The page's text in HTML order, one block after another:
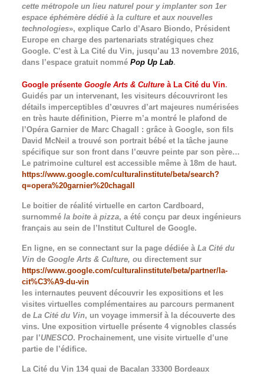
cette métropole un lieu naturel pour y implanter son 1er
espace éphémère dédié à la culture et aux nouvelles
technologies», explique Carlo d’Asaro Biondo, Président
Europe en charge des partenariats stratégiques chez
Google. C’est à La Cité du Vin, jusqu’au 13 novembre 2016,
dans l’espace gratuit nommé Pop Up Lab.
Google présente Google Arts & Cultureà La Cité du Vin.
Guidés par un intervenant, les visiteurs découvriront les
détails imperceptibles d’œuvres d’art majeures numérisées
en très haute définition, Pierre m’a montré le plafond de
l’Opéra Garnier de Marc Chagall : grâce à Google, son fils
David McNeil a trouvé son portrait bébé et la tâche jaune
spécifique sur son front dans l’œuvre peinte par son père…
Le patrimoine culturel est accessible même à 18m de haut.
https://www.google.com/culturalinstitute/beta/search?
q=opera%20garnier%20chagall
Le boitier de réalité virtuelle en carton Cardboard,
surnommé la boite à pizza, a été conçu par deux ingénieurs
français au sein de l’Institut Culturel de Google.
En ligne, en se connectant sur la page dédiée à La Cité du
Vinde Google Arts & Culture, ou directement sur
https://www.google.com/culturalinstitute/beta/partner/la-
cit%C3%A9-du-vin
les internautes peuvent découvrir les expositions et les
visites virtuelles complémentaires au parcours permanent
de La Cité du Vin, un voyage immersif à la découverte des
vins. Une exposition virtuelle présente 4 vignobles classés
par l’UNESCO. Prochainement, une visite virtuelle d’une
partie de l’édifice.
La Cité du Vin 134 quai de Bacalan 33300 Bordeaux